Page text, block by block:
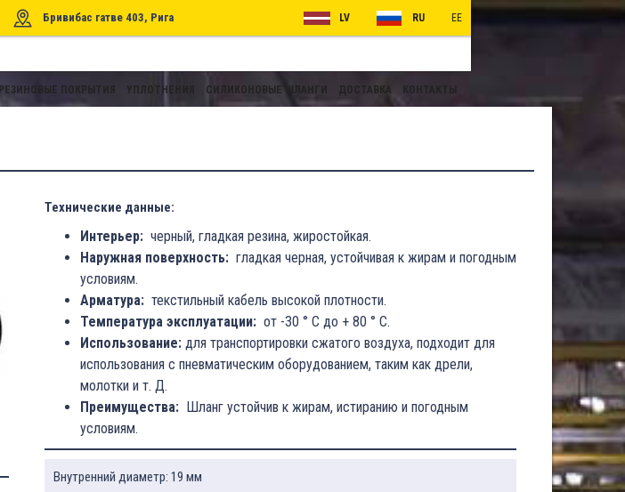
Бривибас гатве 403, Рига LV RU EE
РЕЗИНОВЫЕ ПОКРЫТИЯ УПЛОТНЕНИЯ СИЛИКОНОВЫЕ ШЛАНГИ ДОСТАВКА КОНТАКТЫ
Технические данные:
Интерьер: черный, гладкая резина, жиростойкая.
Наружная поверхность: гладкая черная, устойчивая к жирам и погодным
условиям.
Арматура: текстильный кабель высокой плотности.
Температура эксплуатации: от -30 ° C до + 80 ° C.
Использование: для транспортировки сжатого воздуха, подходит для
использования с пневматическим оборудованием, таким как дрели,
молотки и т. Д.
Преимущества: Шланг устойчив к жирам, истиранию и погодным
условиям.
Внутренний диаметр: 19 мм